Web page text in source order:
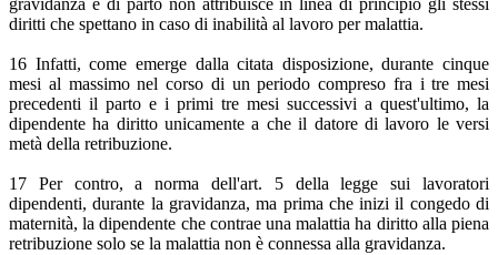
gravidanza e di parto non attribuisce in linea di principio gli stessi
diritti che spettano in caso di inabilità al lavoro per malattia.
16 Infatti, come emerge dalla citata disposizione, durante cinque
mesi al massimo nel corso di un periodo compreso fra i tre mesi
precedenti il parto e i primi tre mesi successivi a quest'ultimo, la
dipendente ha diritto unicamente a che il datore di lavoro le versi
metà della retribuzione.
17 Per contro, a norma dell'art. 5 della legge sui lavoratori
dipendenti, durante la gravidanza, ma prima che inizi il congedo di
maternità, la dipendente che contrae una malattia ha diritto alla piena
retribuzione solo se la malattia non è connessa alla gravidanza.